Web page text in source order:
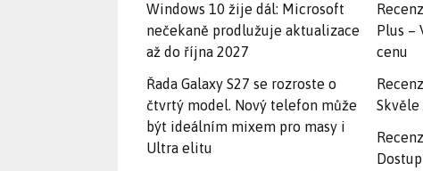
Windows 10 žije dál: Microsoft
nečekaně prodlužuje aktualizace
až do října 2027
Řada Galaxy S27 se rozroste o
čtvrtý model. Nový telefon může
být ideálním mixem pro masy i
Ultra elitu
Plus –
cenu